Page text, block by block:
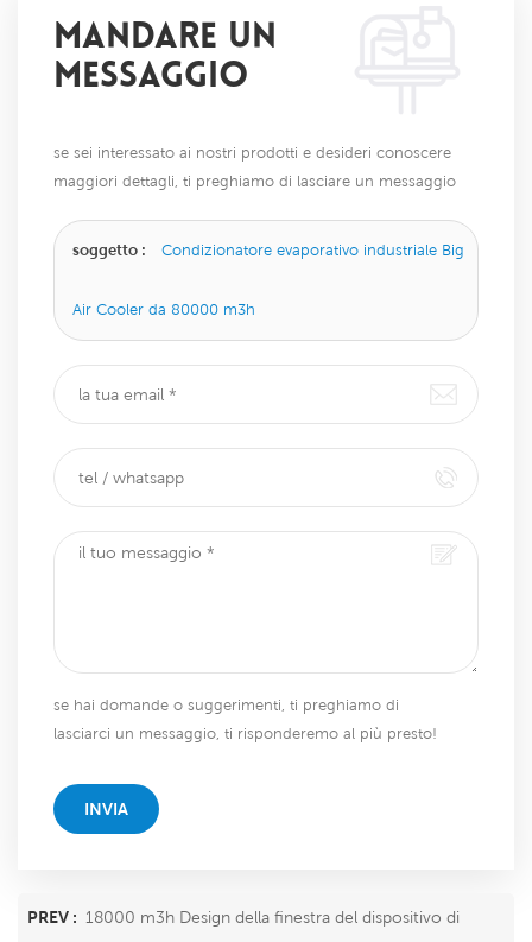
MANDARE UN
MESSAGGIO
se sei interessato ai nostri prodotti e desideri conoscere
maggiori dettagli, ti preghiamo di lasciare un messaggio
soggetto : Condizionatore evaporativo industriale Big
Air Cooler da 80000 m3h
se hai domande o suggerimenti, ti preghiamo di
lasciarci un messaggio, ti risponderemo al più presto!
INVIA
PREV : 18000 m3h Design della finestra del dispositivo di